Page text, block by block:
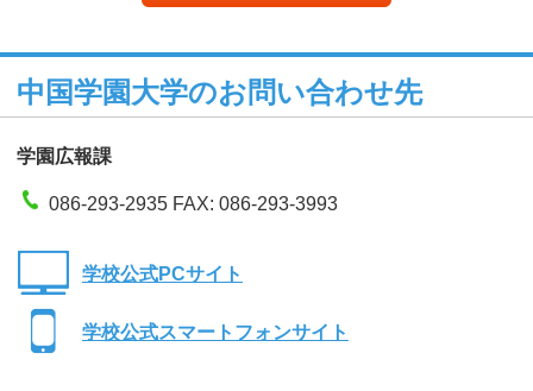
中国学園大学のお問い合わせ先
学園広報課
086-293-2935 FAX: 086-293-3993
学校公式PCサイト
学校公式スマートフォンサイト